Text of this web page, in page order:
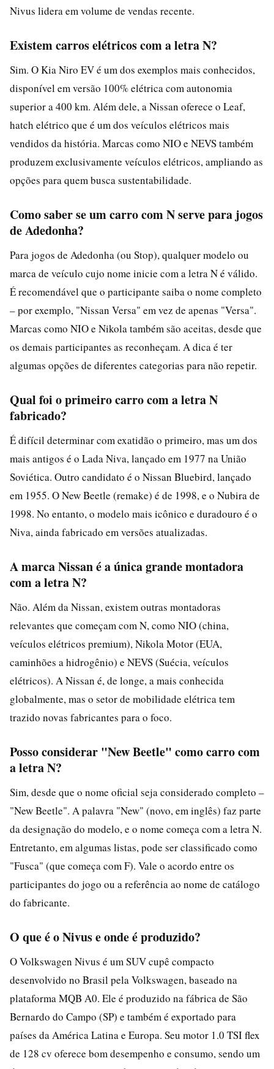
Nivus lidera em volume de vendas recente.
Existem carros elétricos com a letra N?
Sim. O Kia Niro EV é um dos exemplos mais conhecidos,
disponível em versão 100% elétrica com autonomia
superior a 400 km. Além dele, a Nissan oferece o Leaf,
hatch elétrico que é um dos veículos elétricos mais
vendidos da história. Marcas como NIO e NEVS também
produzem exclusivamente veículos elétricos, ampliando as
opções para quem busca sustentabilidade.
Como saber se um carro com N serve para jogos
de Adedonha?
Para jogos de Adedonha (ou Stop), qualquer modelo ou
marca de veículo cujo nome inicie com a letra N é válido.
É recomendável que o participante saiba o nome completo
– por exemplo, "Nissan Versa" em vez de apenas "Versa".
Marcas como NIO e Nikola também são aceitas, desde que
os demais participantes as reconheçam. A dica é ter
algumas opções de diferentes categorias para não repetir.
Qual foi o primeiro carro com a letra N
fabricado?
É difícil determinar com exatidão o primeiro, mas um dos
mais antigos é o Lada Niva, lançado em 1977 na União
Soviética. Outro candidato é o Nissan Bluebird, lançado
em 1955. O New Beetle (remake) é de 1998, e o Nubira de
1998. No entanto, o modelo mais icônico e duradouro é o
Niva, ainda fabricado em versões atualizadas.
A marca Nissan é a única grande montadora
com a letra N?
Não. Além da Nissan, existem outras montadoras
relevantes que começam com N, como NIO (china,
veículos elétricos premium), Nikola Motor (EUA,
caminhões a hidrogênio) e NEVS (Suécia, veículos
elétricos). A Nissan é, de longe, a mais conhecida
globalmente, mas o setor de mobilidade elétrica tem
trazido novas fabricantes para o foco.
Posso considerar "New Beetle" como carro com
a letra N?
Sim, desde que o nome oficial seja considerado completo –
"New Beetle". A palavra "New" (novo, em inglês) faz parte
da designação do modelo, e o nome começa com a letra N.
Entretanto, em algumas listas, pode ser classificado como
"Fusca" (que começa com F). Vale o acordo entre os
participantes do jogo ou a referência ao nome de catálogo
do fabricante.
O que é o Nivus e onde é produzido?
O Volkswagen Nivus é um SUV cupê compacto
desenvolvido no Brasil pela Volkswagen, baseado na
plataforma MQB A0. Ele é produzido na fábrica de São
Bernardo do Campo (SP) e também é exportado para
países da América Latina e Europa. Seu motor 1.0 TSI flex
de 128 cv oferece bom desempenho e consumo, sendo um